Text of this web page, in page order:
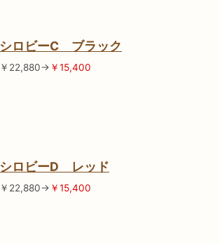
シロビーC ブラック
￥22,880→ ￥15,400
シロビーD レッド
￥22,880→ ￥15,400